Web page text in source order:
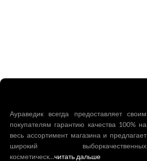
Аураведик всегда предоставляет своим
покупателям гарантию качества 100% на
весь ассортимент магазина и предлагает
широкий выборкачественных
косметическ…читать дальше